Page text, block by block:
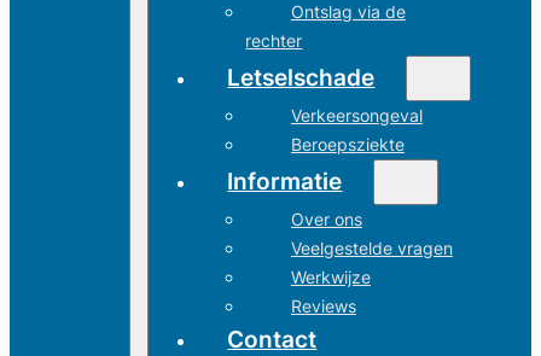
Ontslag via de
rechter
Letselschade
Verkeersongeval
Beroepsziekte
Informatie
Over ons
Veelgestelde vragen
Werkwijze
Reviews
Contact